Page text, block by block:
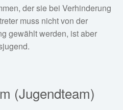
der sie bei Verhinderung
muss nicht von der
gewählt werden, ist aber
(Jugendteam)